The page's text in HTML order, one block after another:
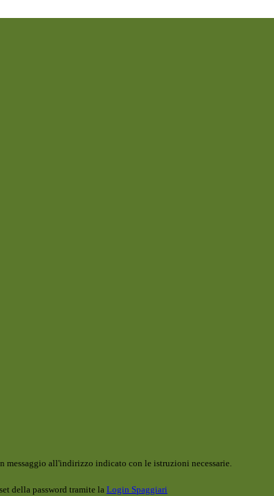
messaggio all'indirizzo indicato con le istruzioni necessarie.
della password tramite la Login Spaggiari